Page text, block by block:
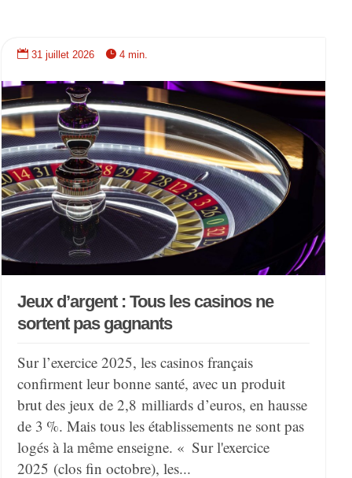
Jeux d’argent : Tous les casinos ne
sortent pas gagnants
Sur l’exercice 2025, les casinos français
confirment leur bonne santé, avec un produit
brut des jeux de 2,8 milliards d’euros, en hausse
de 3 %. Mais tous les établissements ne sont pas
logés à la même enseigne. « Sur l'exercice
2025 (clos fin octobre), les...
 31 juillet 2026  4 min.